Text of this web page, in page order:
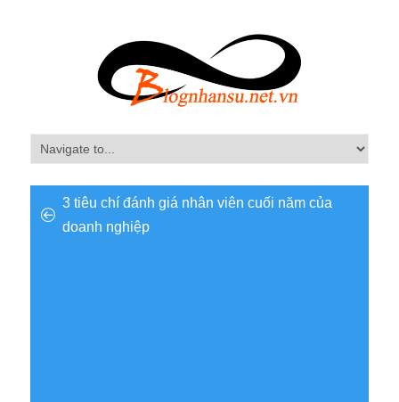
3 tiêu chí đánh giá nhân viên cuối năm của
doanh nghiệp